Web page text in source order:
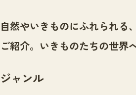
センター紹介TOP
サイトポリシー
ニュース
いきものガイド
イベント
自然やいきものにふれられる
ご紹介。いきものたちの世界
ジャンル